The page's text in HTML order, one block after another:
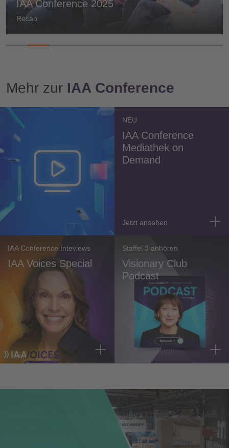
IAA Conference 2025
Recap
Mehr zur IAA Conference
NEU
IAA Conference
Mediathek on
Demand
Jetzt ansehen
IAA Conference Inteviews
IAA Voices Special
Staffel 3 anhören
Visionary Club
Podcast